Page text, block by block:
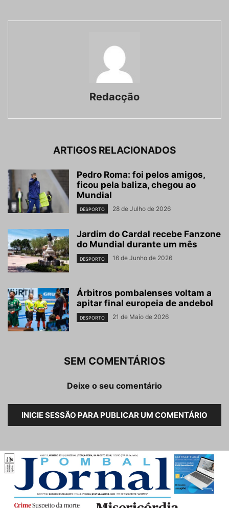
Redacção
ARTIGOS RELACIONADOS
Pedro Roma: foi pelos amigos,
ficou pela baliza, chegou ao
Mundial
DESPORTO 28 de Julho de 2026
Jardim do Cardal recebe Fanzone
do Mundial durante um mês
DESPORTO 16 de Junho de 2026
Árbitros pombalenses voltam a
apitar final europeia de andebol
DESPORTO 21 de Maio de 2026
SEM COMENTÁRIOS
Deixe o seu comentário
INICIE SESSÃO PARA PUBLICAR UM COMENTÁRIO